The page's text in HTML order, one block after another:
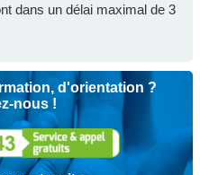
dans un délai maximal de 3
d'orientation ?
nous !